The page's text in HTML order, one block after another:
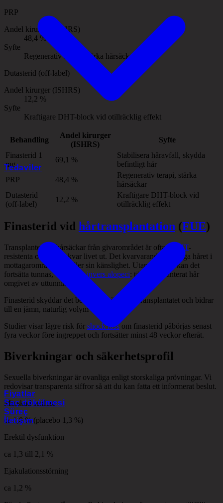
Tedaviler
Fiyatlar
Saç dökülmesi
Süreç
İletişim
PRP
Andel kirurger (ISHRS)
48,4 %
Syfte
Regenerativ terapi, stärka hårsäckar
Dutasterid (off-label)
Andel kirurger (ISHRS)
12,2 %
Syfte
Kraftigare DHT-block vid otillräcklig effekt
Behandling
Andel kirurger
(ISHRS)
Syfte
Finasterid 1
mg
69,1 %
Stabilisera håravfall, skydda
befintligt hår
PRP
48,4 %
Regenerativ terapi, stärka
hårsäckar
Dutasterid
(off-label)
12,2 %
Kraftigare DHT-block vid
otillräcklig effekt
Finasterid vid hårtransplantation (FUE)
Transplanterade hårsäckar från givarområdet är oftast DHT-
resistenta och växer kvar livet ut. Det kvarvarande naturliga håret i
mottagarområdet behåller sin känslighet. Utan medicin kan det
fortsätta tunnas, vilket gerinvers alopeci: tätt transplanterat hår
omgivet av uttunning.
Finasterid skyddar det befintliga håret runt transplantatet och bidrar
till en jämn, naturlig volym över tid.
Studier visar lägre risk för shock lossom finasterid påbörjas senast
fyra veckor före ingreppet och fortsätter minst 48 veckor efteråt.
Biverkningar och säkerhetsprofil
Sexuella biverkningar är ovanliga enligt storskaliga prövningar. Vi
redovisar transparenta siffror så att du kan fatta ett informerat beslut.
Minskad sexlust
ca 1,8 % (placebo 1,3 %)
Erektil dysfunktion
ca 1,3 till 2,1 %
Ejakulationsstörning
ca 1,2 %